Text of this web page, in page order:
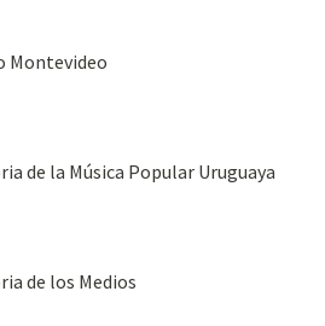
Montevideo
de la Música Popular Uruguaya
de los Medios